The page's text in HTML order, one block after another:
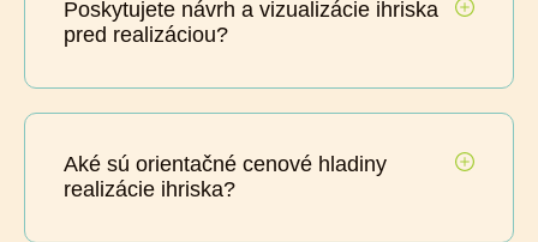
Poskytujete návrh a vizualizácie ihriska
pred realizáciou?
Aké sú orientačné cenové hladiny
realizácie ihriska?